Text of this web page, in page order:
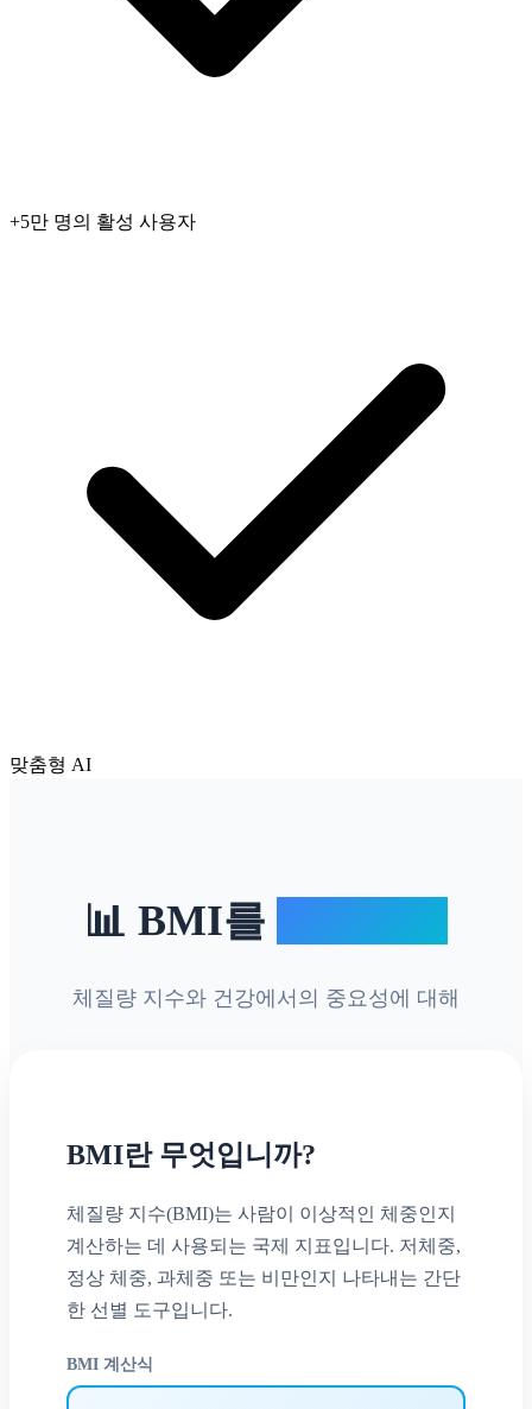
+5만 명의 활성 사용자
맞춤형 AI
📊 BMI를
체질량 지수와 건강에서의 중요성에 대해
BMI란 무엇입니까?
체질량 지수(BMI)는 사람이 이상적인 체중인지
계산하는 데 사용되는 국제 지표입니다. 저체중,
정상 체중, 과체중 또는 비만인지 나타내는 간단
한 선별 도구입니다.
BMI 계산식